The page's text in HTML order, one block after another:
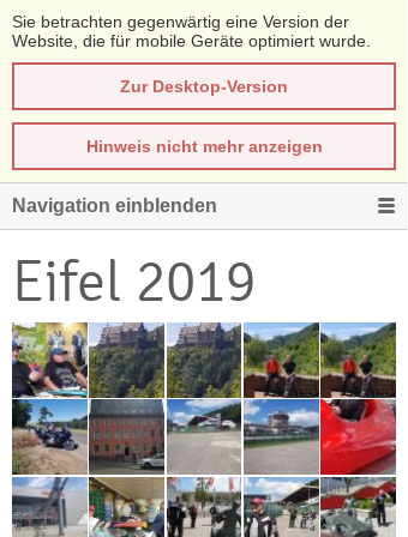
Sie betrachten gegenwärtig eine Version der
Website, die für mobile Geräte optimiert wurde.
Zur Desktop-Version
Hinweis nicht mehr anzeigen
Navigation einblenden
Eifel 2019